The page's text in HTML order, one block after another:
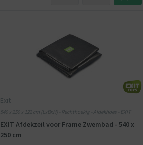
Exit
540 x 250 x 122 cm (LxBxH) - Rechthoekig - Afdekhoes - EXIT
EXIT Afdekzeil voor Frame Zwembad - 540 x
250 cm